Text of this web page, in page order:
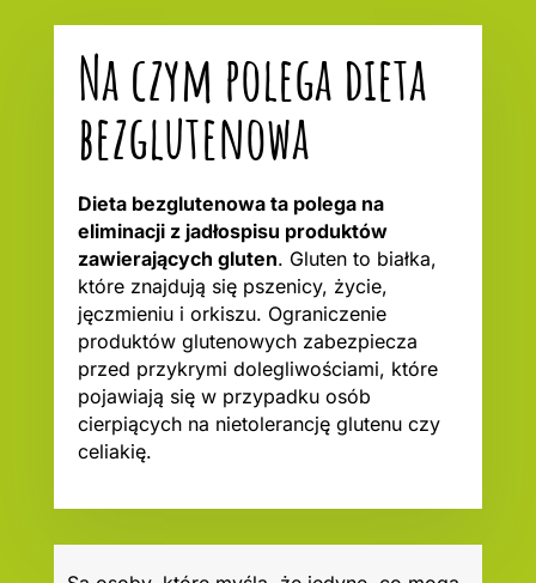
Na czym polega dieta
bezglutenowa
Dieta bezglutenowa ta polega na
eliminacji z jadłospisu produktów
zawierających gluten. Gluten to białka,
które znajdują się pszenicy, życie,
jęczmieniu i orkiszu. Ograniczenie
produktów glutenowych zabezpiecza
przed przykrymi dolegliwościami, które
pojawiają się w przypadku osób
cierpiących na nietolerancję glutenu czy
celiakię.